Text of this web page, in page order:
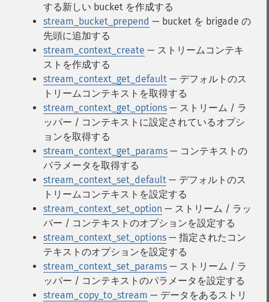
する新しい bucket を作成する
stream_bucket_prepend — bucket を brigade の
先頭に追加する
stream_context_create — ストリームコンテキ
ストを作成する
stream_context_get_default — デフォルトのス
トリームコンテキストを取得する
stream_context_get_options — ストリーム / ラ
ッパー / コンテキストに設定されているオプシ
ョンを取得する
stream_context_get_params — コンテキストの
パラメータを取得する
stream_context_set_default — デフォルトのス
トリームコンテキストを設定する
stream_context_set_option — ストリーム / ラッ
パー / コンテキストのオプションを設定する
stream_context_set_options — 指定されたコン
テキストのオプションを設定する
stream_context_set_params — ストリーム / ラ
ッパー / コンテキストのパラメータを設定する
stream_copy_to_stream — データをあるストリ